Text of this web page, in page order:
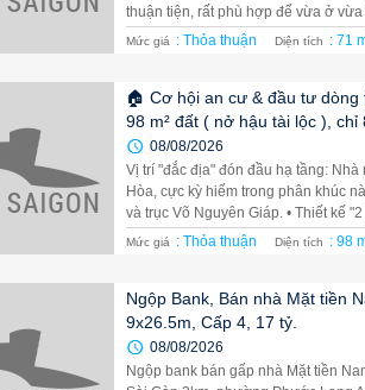
thuận tiện, rất phù hợp để vừa ở vừa
Mức giá : Thỏa thuận Diện tích : 71
🏠 Cơ hội an cư & đầu tư
98 m² đất ( nở hậu tài lộc ), chỉ
08/08/2026
Vị trí "đắc địa" đón đầu hạ tầng:
Hòa, cực kỳ hiếm trong phân khúc
và trục Võ Nguyên Giáp. • Thiết kế "2
Mức giá : Thỏa thuận Diện tích : 98
Ngộp Bank, Bán nhà Mặt tiền
9x26.5m, Cấp 4, 17 tỷ.
08/08/2026
Ngộp bank bán gấp nhà Mặt tiền